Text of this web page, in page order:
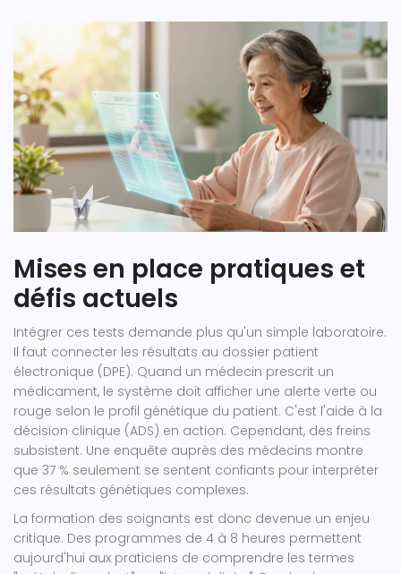
Mises en place pratiques et
défis actuels
Intégrer ces tests demande plus qu'un simple laboratoire.
Il faut connecter les résultats au dossier patient
électronique (DPE). Quand un médecin prescrit un
médicament, le système doit afficher une alerte verte ou
rouge selon le profil génétique du patient. C'est l'aide à la
décision clinique (ADS) en action. Cependant, des freins
subsistent. Une enquête auprès des médecins montre
que 37 % seulement se sentent confiants pour interpréter
ces résultats génétiques complexes.
La formation des soignants est donc devenue un enjeu
critique. Des programmes de 4 à 8 heures permettent
aujourd'hui aux praticiens de comprendre les termes